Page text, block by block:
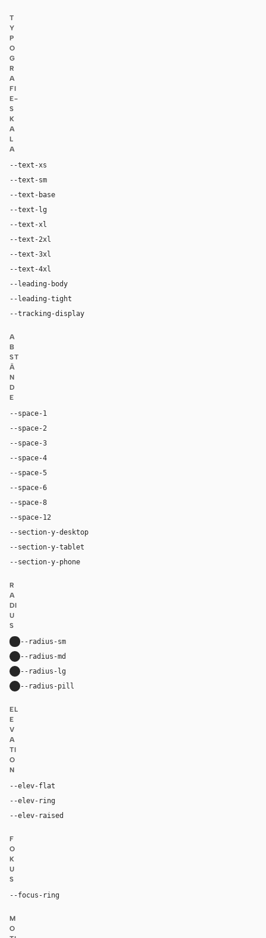
T
Y
P
O
G
R
A
FI
E-
S
K
A
L
A
--text-xs
--text-sm
--text-base
--text-lg
--text-xl
--text-2xl
--text-3xl
--text-4xl
--leading-body
--leading-tight
--tracking-display
A
B
ST
Ä
N
D
E
--space-1
--space-2
--space-3
--space-4
--space-5
--space-6
--space-8
--space-12
--section-y-desktop
--section-y-tablet
--section-y-phone
R
A
DI
U
S
--radius-sm
--radius-md
--radius-lg
--radius-pill
EL
E
V
A
TI
O
N
--elev-flat
--elev-ring
--elev-raised
F
O
K
U
S
--focus-ring
M
O